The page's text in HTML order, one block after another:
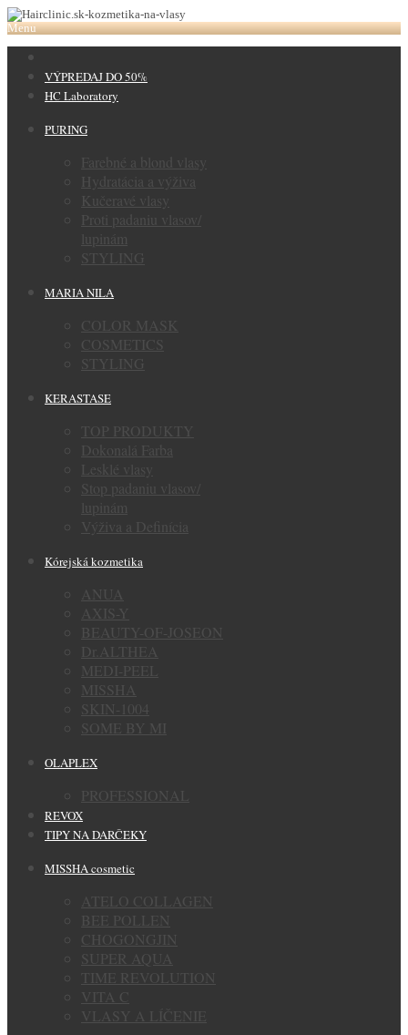
Menu
VÝPREDAJ DO 50%
HC Laboratory
PURING
Farebné a blond vlasy
Hydratácia a výživa
Kučeravé vlasy
Proti padaniu vlasov/
lupinám
STYLING
MARIA NILA
COLOR MASK
COSMETICS
STYLING
KERASTASE
TOP PRODUKTY
Dokonalá Farba
Lesklé vlasy
Stop padaniu vlasov/
lupinám
Výživa a Definícia
Kórejská kozmetika
ANUA
AXIS-Y
BEAUTY-OF-JOSEON
Dr.ALTHEA
MEDI-PEEL
MISSHA
SKIN-1004
SOME BY MI
OLAPLEX
PROFESSIONAL
REVOX
TIPY NA DARČEKY
MISSHA cosmetic
ATELO COLLAGEN
BEE POLLEN
CHOGONGJIN
SUPER AQUA
TIME REVOLUTION
VITA C
VLASY A LÍČENIE